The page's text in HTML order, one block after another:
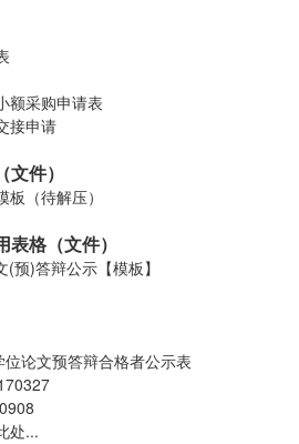
额采购申请表
接申请
件）
（待解压）
格（文件）
预)答辩公示【模板】
位论文预答辩合格者公示表
处...